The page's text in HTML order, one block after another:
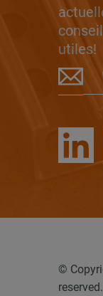
utiles!
©
reserved.